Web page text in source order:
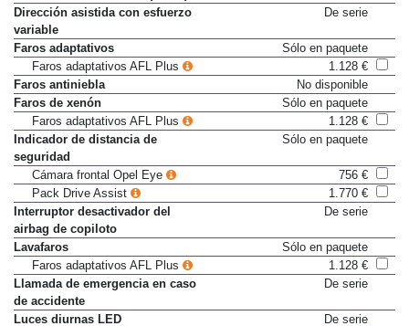
con control electrónico (ELSD)
Dirección asistida con esfuerzo
variable
Faros adaptativos
Sólo en paquete
Faros adaptativos AFL Plus
1.128 €
Faros antiniebla
No disponible
Faros de xenón
Sólo en paquete
Faros adaptativos AFL Plus
1.128 €
Indicador de distancia de
seguridad
Cámara frontal Opel Eye
756 €
Pack Drive Assist
1.770 €
Interruptor desactivador del
airbag de copiloto
Lavafaros
Sólo en paquete
Faros adaptativos AFL Plus
1.128 €
Llamada de emergencia en caso
de accidente